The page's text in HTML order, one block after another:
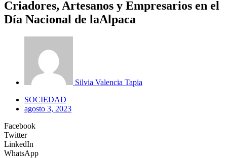
Criadores, Artesanos y Empresarios en el
Día Nacional de laAlpaca
Silvia Valencia Tapia
SOCIEDAD
agosto 3, 2023
Facebook
Twitter
LinkedIn
WhatsApp